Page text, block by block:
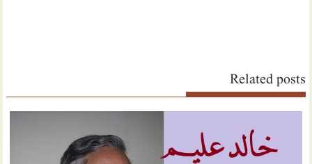
Related posts